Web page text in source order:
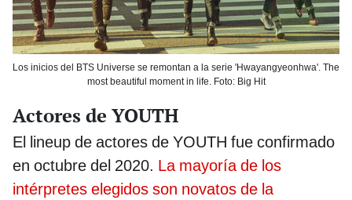
Los inicios del BTS Universe se remontan a la serie 'Hwayangyeonhwa'. The
most beautiful moment in life. Foto: Big Hit
Actores de YOUTH
El lineup de actores de YOUTH fue confirmado
en octubre del 2020. La mayoría de los
intérpretes elegidos son novatos de la